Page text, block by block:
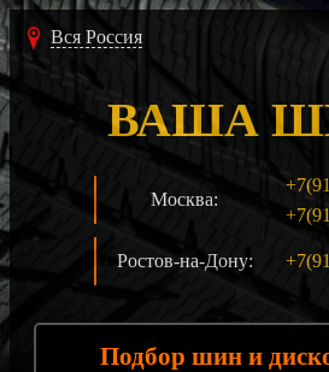
Вся Россия
Москва:
Ростов-на-Дону:
ВАША
Подбор шин и